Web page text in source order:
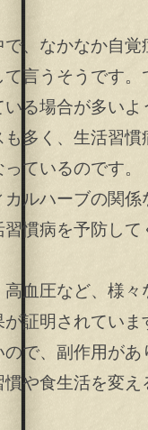
、なかなか自覚
言うそうです。
る場合が多いよ
多く、生活習慣
ているのです。
ルハーブの関係
慣病を予防し
血圧など、様々
証明されていま
で、副作用が
や食生活を変え